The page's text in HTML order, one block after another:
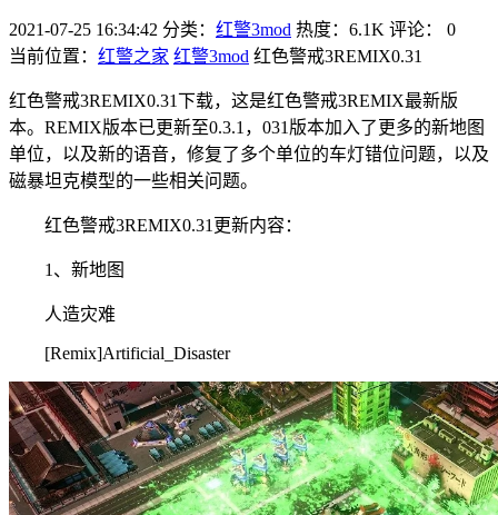
2021-07-25 16:34:42 分类： 红警3mod 热度：6.1K 评论：
0
当前位置： 红警之家 红警3mod 红色警戒3REMIX0.31
红色警戒3REMIX0.31下载，这是红色警戒3REMIX最新版
本。REMIX版本已更新至0.3.1，031版本加入了更多的新地图
单位，以及新的语音，修复了多个单位的车灯错位问题，以及
磁暴坦克模型的一些相关问题。
红色警戒3REMIX0.31更新内容：
1、新地图
人造灾难
[Remix]Artificial_Disaster